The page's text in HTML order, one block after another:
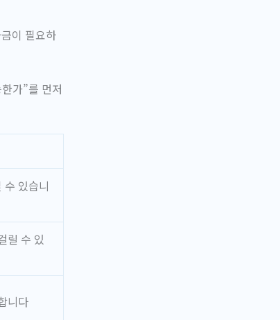
이 필요하
가”를 먼저
수 있습니
릴 수 있
니다